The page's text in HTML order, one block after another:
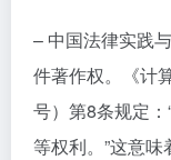
– 中国法律实践
件著作权。《计
号）第8条规定
等权利。”这意